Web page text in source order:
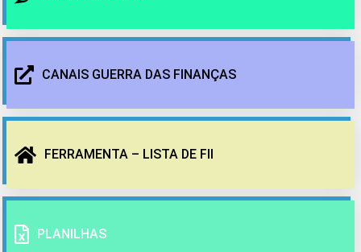
CANAIS GUERRA DAS FINANÇAS
FERRAMENTA – LISTA DE FII
PLANILHAS